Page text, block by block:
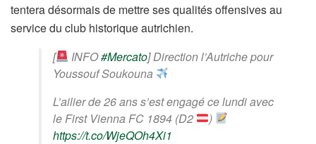
tentera désormais de mettre ses qualités offensives au
service du club historique autrichien.
[
INFO#Mercato] Direction l’Autriche pour
Youssouf Soukouna
L’ailier de 26 ans s’est engagé ce lundi avec
le First Vienna FC 1894 (D2
)
https://t.co/WjeQOh4Xi1